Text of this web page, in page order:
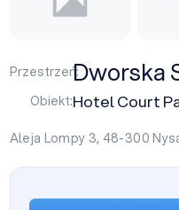
Przestrzeń:Dworska
Obiekt:Hotel Court
Aleja Lompy 3, 48-300